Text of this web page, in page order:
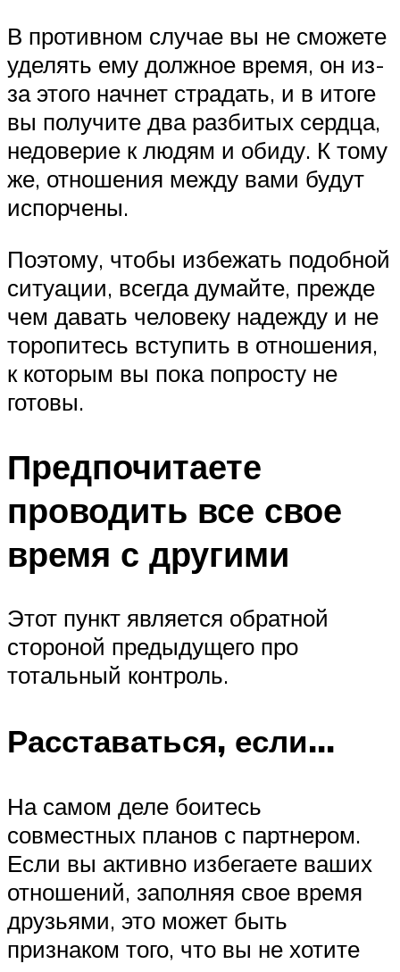
В противном случае вы не сможете
уделять ему должное время, он из-
за этого начнет страдать, и в итоге
вы получите два разбитых сердца,
недоверие к людям и обиду. К тому
же, отношения между вами будут
испорчены.
Поэтому, чтобы избежать подобной
ситуации, всегда думайте, прежде
чем давать человеку надежду и не
торопитесь вступить в отношения,
к которым вы пока попросту не
готовы.
Предпочитаете
проводить все свое
время с другими
Этот пункт является обратной
стороной предыдущего про
тотальный контроль.
Расставаться, если…
На самом деле боитесь
совместных планов с партнером.
Если вы активно избегаете ваших
отношений, заполняя свое время
друзьями, это может быть
признаком того, что вы не хотите